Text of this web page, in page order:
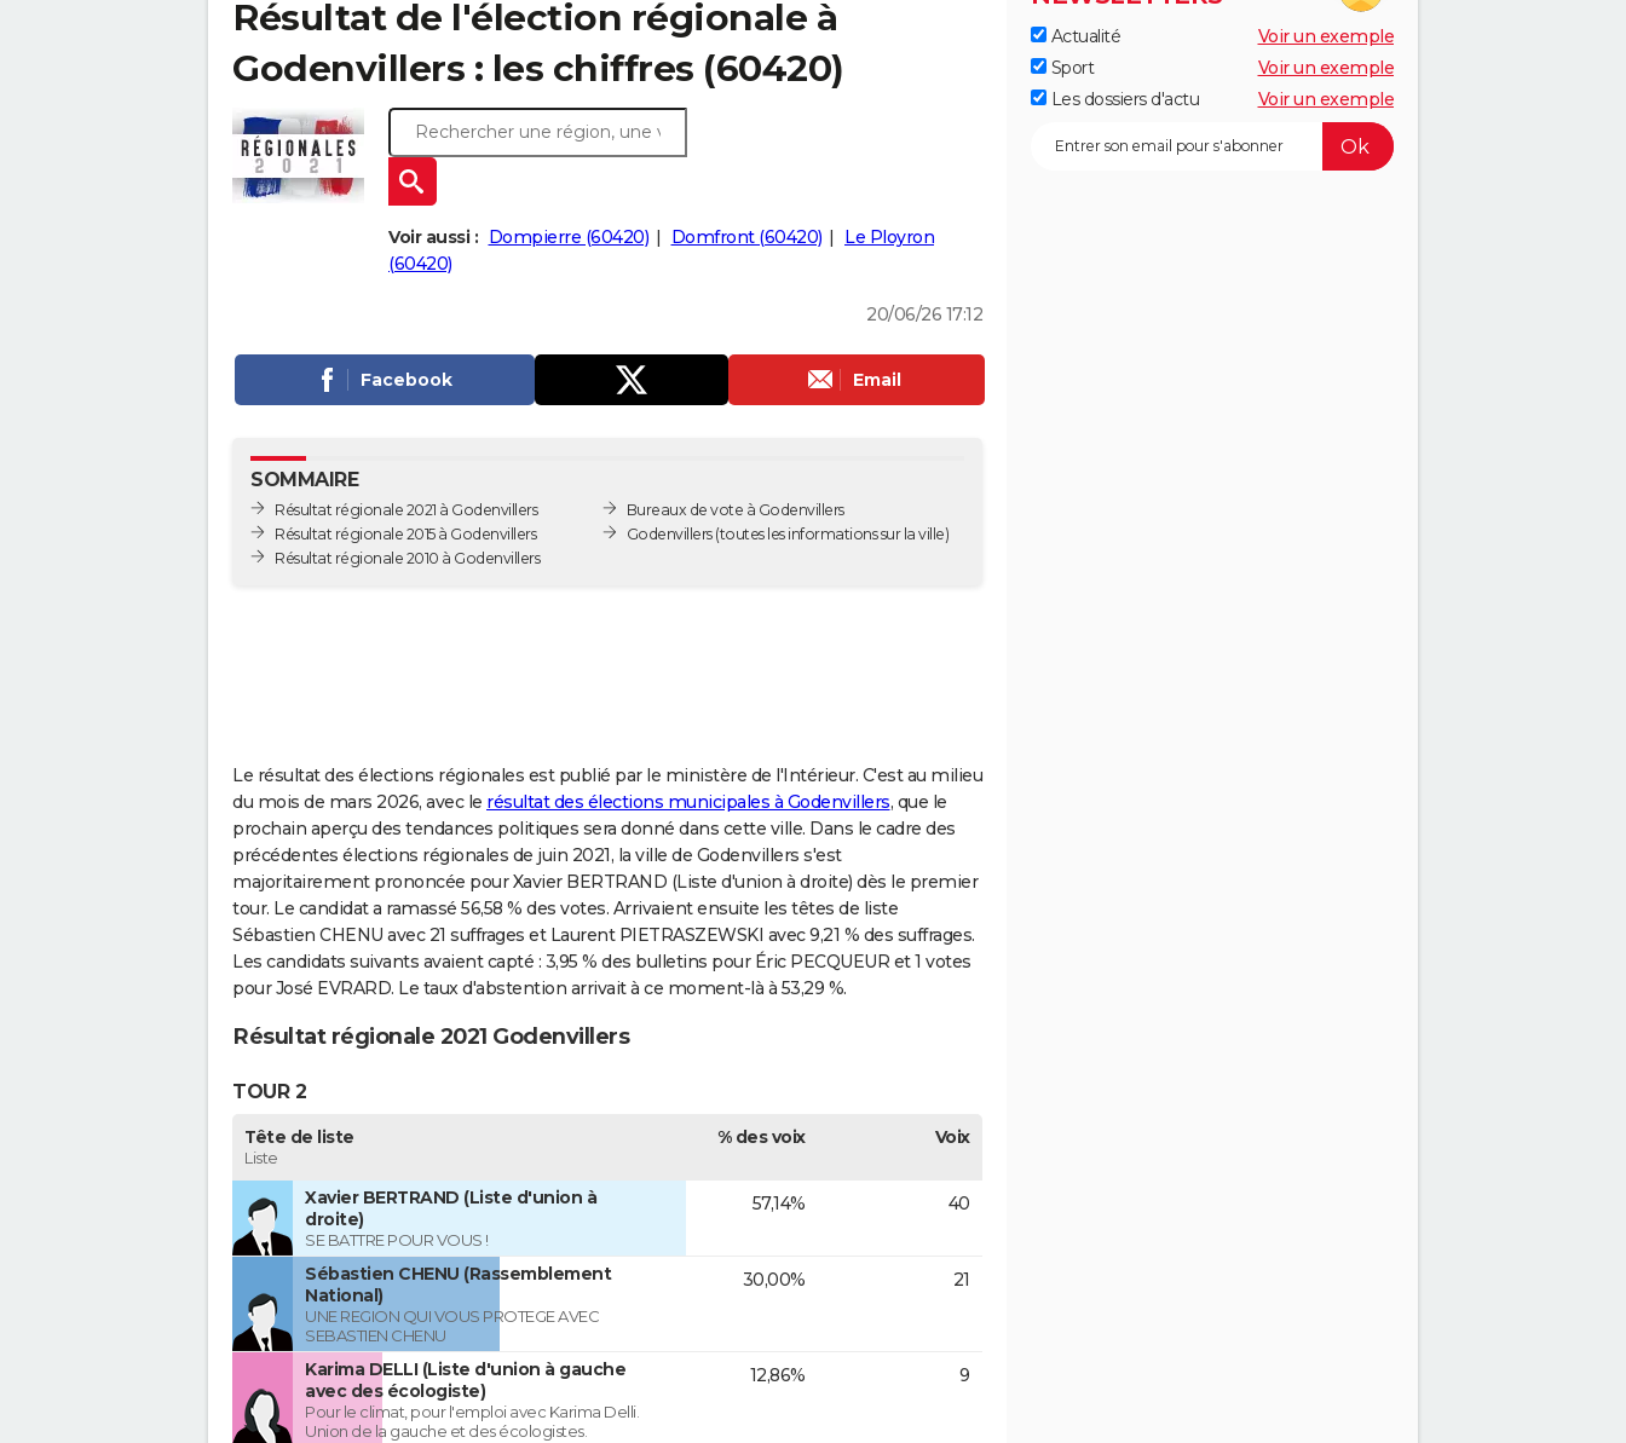
Résultat de l'élection régionale à
Godenvillers : les chiffres (60420)
Voir aussi : Dompierre (60420) Domfront (60420)
Le Ployron
(60420)
20/06/26 17:12
Facebook Email
SOMMAIRE
Résultat régionale 2021 à Godenvillers
Résultat régionale 2015 à Godenvillers
Résultat régionale 2010 à Godenvillers
Bureaux de vote à Godenvillers
Godenvillers(toutes les informations sur la ville)
Le résultat des élections régionales est publié par le ministère de l'Intérieur. C'est au milieu
du mois de mars 2026, avec le résultat des élections municipales à Godenvillers, que le
prochain aperçu des tendances politiques sera donné dans cette ville. Dans le cadre des
précédentes élections régionales de juin 2021, la ville de Godenvillers s'est
majoritairement prononcée pour Xavier BERTRAND (Liste d'union à droite) dès le premier
tour. Le candidat a ramassé 56,58 % des votes. Arrivaient ensuite les têtes de liste
Sébastien CHENU avec 21 suffrages et Laurent PIETRASZEWSKI avec 9,21 % des suffrages.
Les candidats suivants avaient capté : 3,95 % des bulletins pour Éric PECQUEUR et 1 votes
pour José EVRARD. Le taux d'abstention arrivait à ce moment-là à 53,29 %.
Résultat régionale 2021 Godenvillers
TOUR 2
Tête de liste
Liste
% des voix Voix
Xavier BERTRAND (Liste d'union à
droite)
SE BATTRE POUR VOUS !
57,14% 40
Sébastien CHENU (Rassemblement
National)
UNE REGION QUI VOUS PROTEGE AVEC
SEBASTIEN CHENU
30,00% 21
Karima DELLI (Liste d'union à gauche
avec des écologiste)
Pour le climat, pour l'emploi avec Karima Delli.
Union de la gauche et des écologistes.
12,86% 9
Actualité
Voir un exemple
Sport
Voir un exemple
Les dossiers d'actu
Voir un exemple